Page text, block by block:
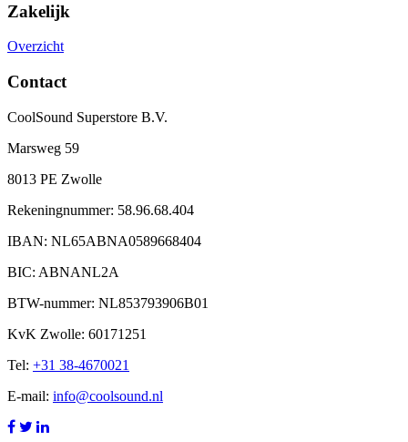
Zakelijk
Overzicht
Contact
CoolSound Superstore B.V.
Marsweg 59
8013 PE Zwolle
Rekeningnummer: 58.96.68.404
IBAN: NL65ABNA0589668404
BIC: ABNANL2A
BTW-nummer: NL853793906B01
KvK Zwolle: 60171251
Tel: +31 38-4670021
E-mail: info@coolsound.nl